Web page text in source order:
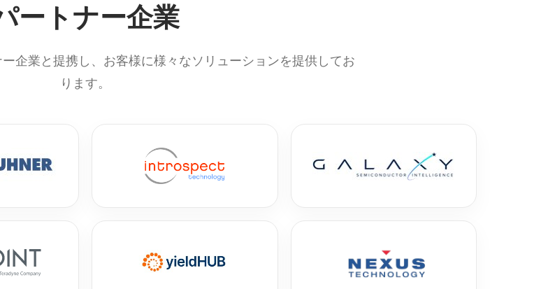
ートナー企業
企業と提携し、お客様に様々なソリューションを提供してお
ります。